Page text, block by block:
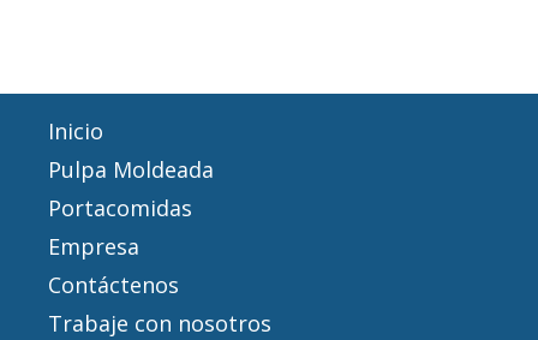
Inicio
Pulpa Moldeada
Portacomidas
Empresa
Contáctenos
Trabaje con nosotros